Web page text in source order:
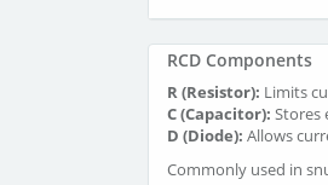
RCD Components
R (Resistor): Limits
C (Capacitor): Stores
D (Diode): Allows
Commonly used in